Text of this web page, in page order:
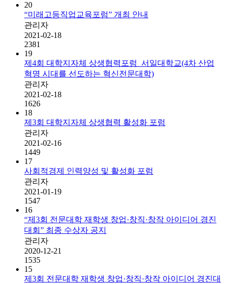
20
“미래고등직업교육포럼” 개최 안내
관리자
2021-02-18
2381
19
제4회 대학지자체 상생협력포럼_서일대학교(4차 산업
혁명 시대를 선도하는 혁신전문대학)
관리자
2021-02-18
1626
18
제3회 대학지자체 상생협력 활성화 포럼
관리자
2021-02-16
1449
17
사회적경제 인력양성 및 활성화 포럼
관리자
2021-01-19
1547
16
“제3회 전문대학 재학생 창업·창직·창작 아이디어 경진
대회” 최종 수상자 공지
관리자
2020-12-21
1535
15
제3회 전문대학 재학생 창업·창직·창작 아이디어 경진대